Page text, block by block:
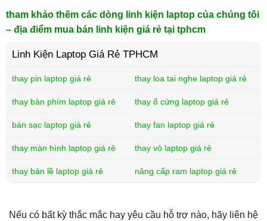
tham khảo thêm các dòng linh kiện laptop của chúng tôi
– địa điểm mua bán linh kiện giá rẻ tại tphcm
Linh Kiện Laptop Giá Rẻ TPHCM
thay pin laptop giá rẻ thay loa tai nghe laptop giá rẻ
thay bàn phím laptop giá rẻ thay ổ cứng laptop giá rẻ
bán sạc laptop giá rẻ thay fan laptop giá rẻ
thay màn hình laptop giá rẻ thay vỏ laptop giá rẻ
thay bản lề laptop giá rẻ nâng cấp ram laptop giá rẻ
Nếu có bất kỳ thắc mắc hay yêu cầu hỗ trợ nào, hãy liên hệ